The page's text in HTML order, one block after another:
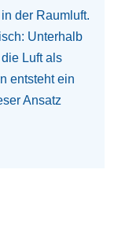
der Raumluft.
Unterhalb
Luft als
entsteht ein
Ansatz